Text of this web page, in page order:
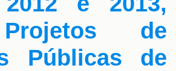
de
Públicas de